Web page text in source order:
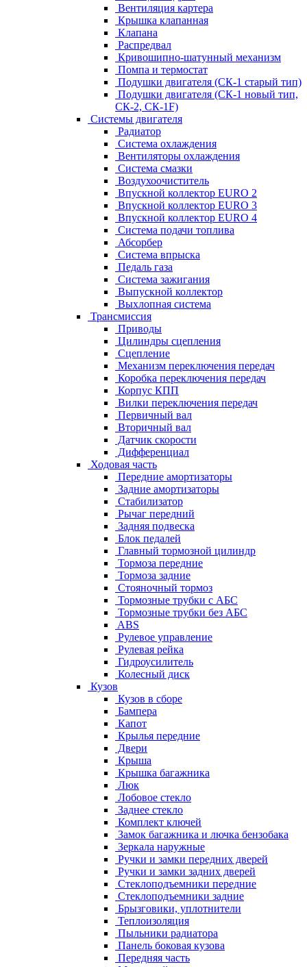
Вентиляция картера
Крышка клапанная
Клапана
Распредвал
Кривошипно-шатунный механизм
Помпа и термостат
Подушки двигателя (СК-1 старый тип)
Подушки двигателя (СК-1 новый тип,
СК-2, СК-1F)
Системы двигателя
Радиатор
Система охлаждения
Вентиляторы охлаждения
Система смазки
Воздухоочиститель
Впускной коллектор EURO 2
Впускной коллектор EURO 3
Впускной коллектор EURO 4
Система подачи топлива
Абсорбер
Система впрыска
Педаль газа
Система зажигания
Выпускной коллектор
Выхлопная система
Трансмиссия
Приводы
Цилиндры сцепления
Сцепление
Механизм переключения передач
Коробка переключения передач
Корпус КПП
Вилки переключения передач
Первичный вал
Вторичный вал
Датчик скорости
Дифференциал
Ходовая часть
Передние амортизаторы
Задние амортизаторы
Стабилизатор
Рычаг передний
Задняя подвеска
Блок педалей
Главный тормозной цилиндр
Тормоза передние
Тормоза задние
Стояночный тормоз
Тормозные трубки с АБС
Тормозные трубки без АБС
ABS
Рулевое управление
Рулевая рейка
Гидроусилитель
Колесный диск
Кузов
Кузов в сборе
Бампера
Капот
Крылья передние
Двери
Крыша
Крышка багажника
Люк
Лобовое стекло
Заднее стекло
Комплект ключей
Замок багажника и лючка бензобака
Зеркала наружные
Ручки и замки передних дверей
Ручки и замки задних дверей
Стеклоподъемники передние
Стеклоподъемники задние
Брызговики, уплотнители
Теплоизоляция
Пыльники радиатора
Панель боковая кузова
Передняя часть